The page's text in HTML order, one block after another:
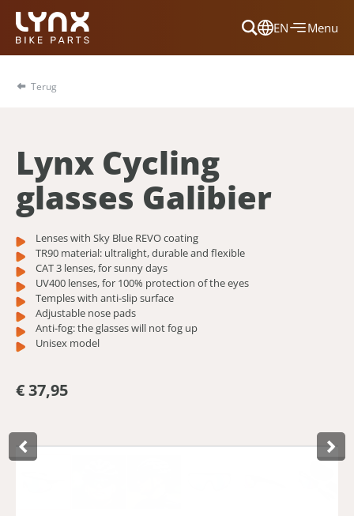
EN
Dansk
Nederlands
Menu
Terug
Lynx Cycling
glasses Galibier
Lenses with Sky Blue REVO coating
TR90 material: ultralight, durable and flexible
CAT 3 lenses, for sunny days
UV400 lenses, for 100% protection of the eyes
Temples with anti-slip surface
Adjustable nose pads
Anti-fog: the glasses will not fog up
Unisex model
€ 37,95